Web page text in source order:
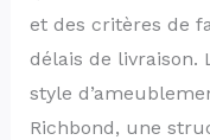
et des critères de
délais de livraison.
style
Richbond, une